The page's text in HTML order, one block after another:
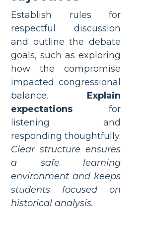
Establish rules for
respectful discussion
and outline the debate
goals, such as exploring
how the compromise
impacted congressional
balance. Explain
expectations for
listening and
responding thoughtfully.
Clear structure ensures
a safe learning
environment and keeps
students focused on
historical analysis.